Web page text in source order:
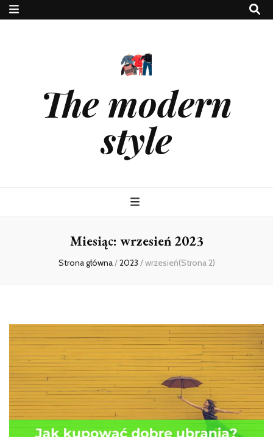
The modern
style
Miesiąc: wrzesień 2023
Strona główna/2023 /wrzesień(Strona 2)